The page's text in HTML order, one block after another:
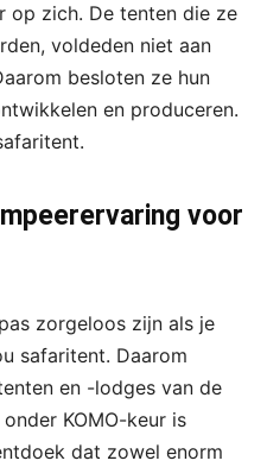
op zich. De tenten die ze
voldeden niet aan
besloten ze hun
en produceren.
voor
zorgeloos zijn als je
safaritent. Daarom
en -lodges van de
KOMO-keur is
dat zowel enorm